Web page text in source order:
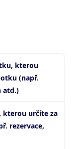
kterou
(např.
atd.)
kterou určíte za
rezervace,